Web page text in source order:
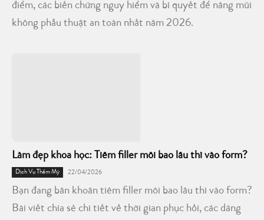
điểm, các biến chứng nguy hiểm và bí quyết để nâng mũi
không phẫu thuật an toàn nhất năm 2026.
Làm đẹp khoa học: Tiêm filler môi bao lâu thì vào form?
Dịch Vụ Thẩm Mỹ 22/04/2026
Bạn đang băn khoăn tiêm filler môi bao lâu thì vào form?
Bài viết chia sẻ chi tiết về thời gian phục hồi, các dáng